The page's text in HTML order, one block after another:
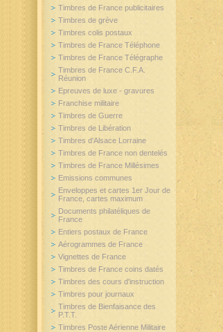
Timbres de France publicitaires
Timbres de grève
Timbres colis postaux
Timbres de France Téléphone
Timbres de France Télégraphe
Timbres de France C.F.A.
Réunion
Epreuves de luxe - gravures
Franchise militaire
Timbres de Guerre
Timbres de Libération
Timbres d'Alsace Lorraine
Timbres de France non dentelés
Timbres de France Millésimes
Emissions communes
Enveloppes et cartes 1er Jour de
France, cartes maximum
Documents philatéliques de
France
Entiers postaux de France
Aérogrammes de France
Vignettes de France
Timbres de France coins datés
Timbres des cours d'instruction
Timbres pour journaux
Timbres de Bienfaisance des
P.T.T.
Timbres Poste Aérienne Militaire